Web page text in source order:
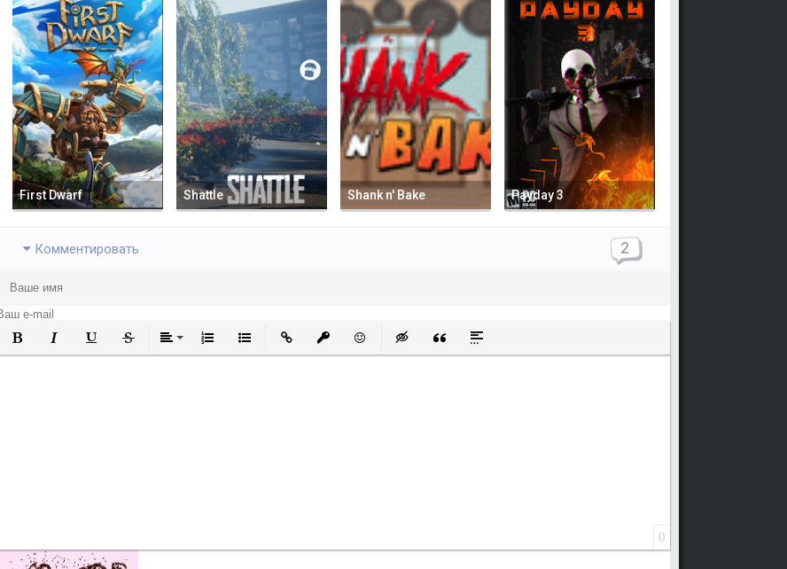
First Dwarf Shattle Shank n' Bake Payday 3
Комментировать 2
Полужирный
КурсивПодчеркнутый
ЗачеркнутыйВыравнивание
Нумерованный список
Маркированный список
Вставить ссылку
Вставить защищенную ссылку
Вставить смайлик
Вставка скрытого текста
Вставка цитаты
Вставка спойлера
0